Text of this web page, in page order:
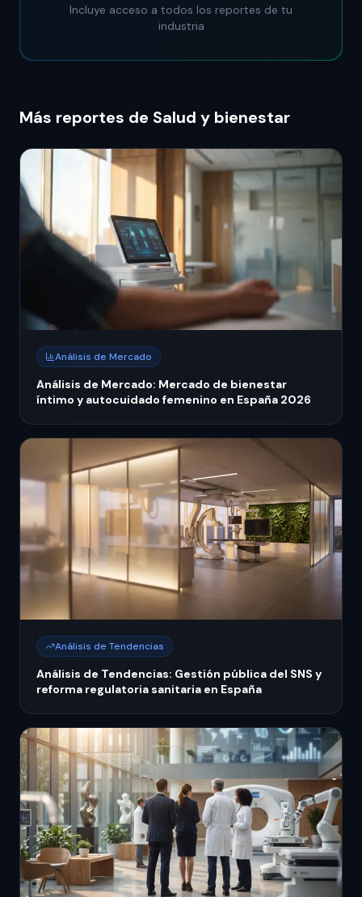
Incluye acceso a todos los reportes de tu
industria
Más reportes de Salud y bienestar
Análisis de Mercado
Análisis de Mercado: Mercado de bienestar
íntimo y autocuidado femenino en España 2026
Análisis de Tendencias
Análisis de Tendencias: Gestión pública del SNS y
reforma regulatoria sanitaria en España